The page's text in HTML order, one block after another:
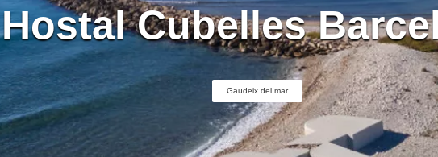
Hostal Cubelles
Gaudeix del mar